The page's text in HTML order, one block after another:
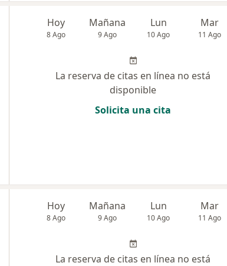
Hoy
8 Ago
Mañana
9 Ago
Lun
10 Ago
Mar
11 Ago
La reserva de citas en línea no está
disponible
Solicita una cita
Hoy
8 Ago
Mañana
9 Ago
Lun
10 Ago
Mar
11 Ago
La reserva de citas en línea no está